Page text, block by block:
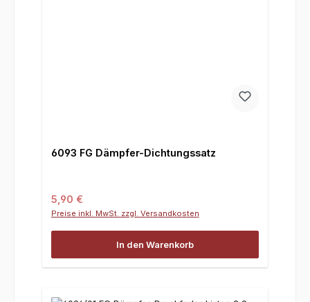
6093 FG Dämpfer-Dichtungssatz
Regulärer Preis:
5,90 €
Preise inkl. MwSt. zzgl. Versandkosten
In den Warenkorb